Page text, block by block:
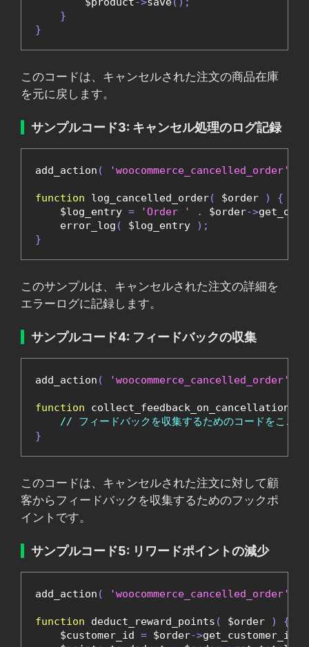
}
}
このコードは、キャンセルされた注文の商品在庫
を元に戻します。
サンプルコード3: キャンセル処理のログ記録
add_action ( 'woocommerce_cancelled_order'
function log_cancelled_order( $order )
{
    $log_entry
= 'Order ' . $order->
    error_log
( $log_entry
);
}
このサンプルは、キャンセルされた注文の詳細を
エラーログに記録します。
サンプルコード4: フィードバックの収集
add_action ( 'woocommerce_cancelled_order'
function collect_feedback_on_cancellation
// フィードバックを収集するためのコードをここに
}
このコードは、キャンセルされた注文に対して顧
客からフィードバックを収集するためのフックポ
イントです。
サンプルコード5: リワードポイントの減少
add_action ( 'woocommerce_cancelled_order'
function deduct_reward_points ( $order )
{
    $customer_id
= $order->get_customer_id